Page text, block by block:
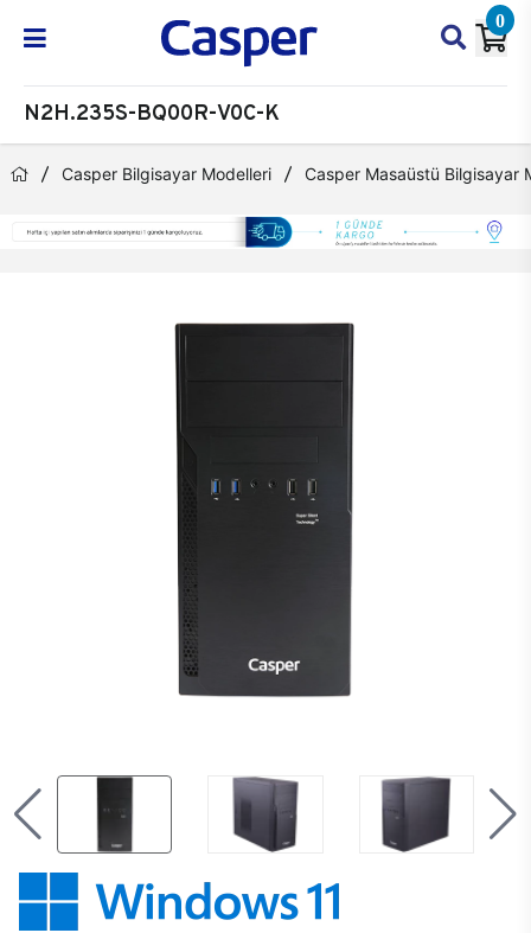
0
N2H.235S-BQ00R-V0C-K
Casper Bilgisayar Modelleri Casper Masaüstü Bilgisayar